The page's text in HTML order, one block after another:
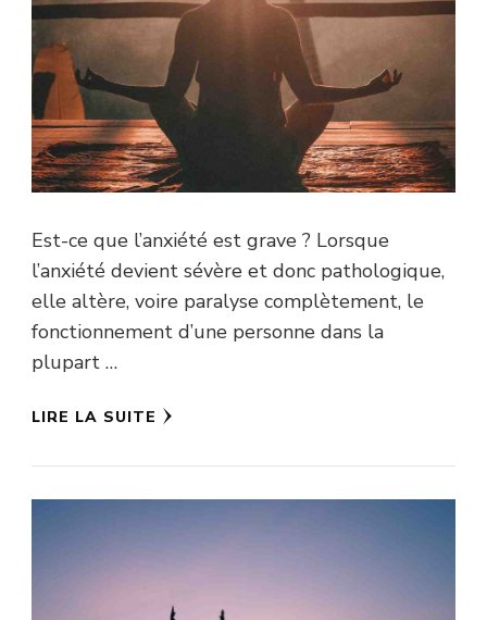
Est-ce que l’anxiété est grave ? Lorsque
l’anxiété devient sévère et donc pathologique,
elle altère, voire paralyse complètement, le
fonctionnement d’une personne dans la
plupart …
LIRE LA SUITE